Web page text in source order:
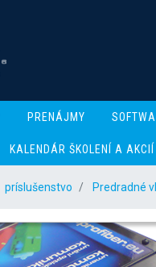
PRENÁJMY
KALENDÁR ŠKOLENÍ A AKCIÍ
príslušenstvo Predradné